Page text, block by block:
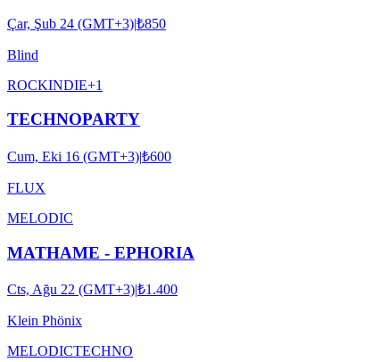
Çar, Şub 24 (GMT+3)|₺850
Blind
ROCKINDIE+1
TECHNOPARTY
Cum, Eki 16 (GMT+3)|₺600
FLUX
MELODIC
MATHAME - EPHORIA
Cts, Ağu 22 (GMT+3)|₺1.400
Klein Phönix
MELODICTECHNO